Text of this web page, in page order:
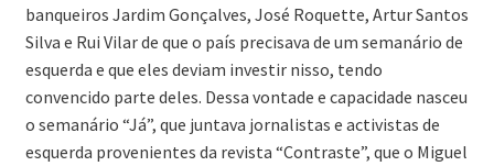
banqueiros Jardim Gonçalves, José Roquette, Artur Santos
Silva e Rui Vilar de que o país precisava de um semanário de
esquerda e que eles deviam investir nisso, tendo
convencido parte deles. Dessa vontade e capacidade nasceu
o semanário “Já”, que juntava jornalistas e activistas de
esquerda provenientes da revista “Contraste”, que o Miguel